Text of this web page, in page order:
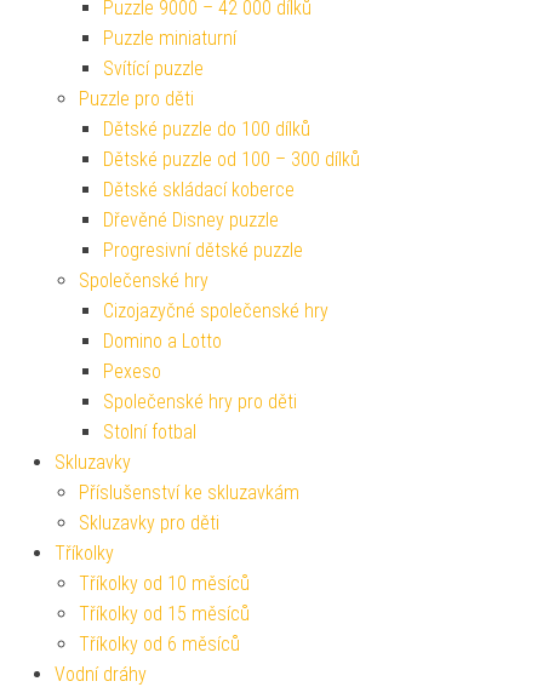
Puzzle 9000 – 42 000 dílků
Puzzle miniaturní
Svítící puzzle
Puzzle pro děti
Dětské puzzle do 100 dílků
Dětské puzzle od 100 – 300 dílků
Dětské skládací koberce
Dřevěné Disney puzzle
Progresivní dětské puzzle
Společenské hry
Cizojazyčné společenské hry
Domino a Lotto
Pexeso
Společenské hry pro děti
Stolní fotbal
Skluzavky
Příslušenství ke skluzavkám
Skluzavky pro děti
Tříkolky
Tříkolky od 10 měsíců
Tříkolky od 15 měsíců
Tříkolky od 6 měsíců
Vodní dráhy